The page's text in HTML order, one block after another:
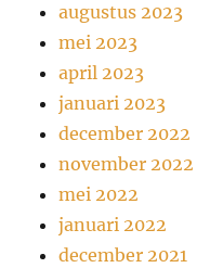
augustus 2023
mei 2023
april 2023
januari 2023
december 2022
november 2022
mei 2022
januari 2022
december 2021